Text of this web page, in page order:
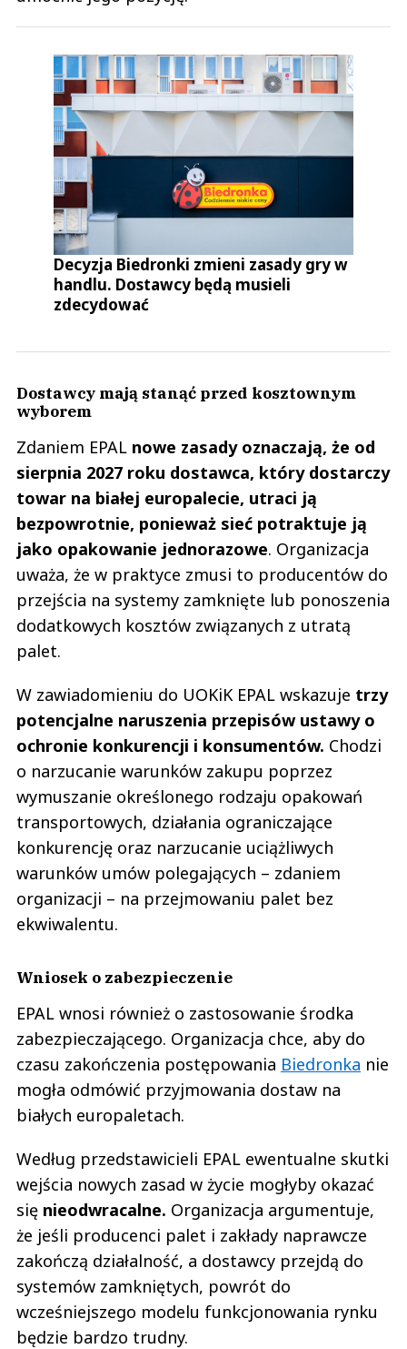
Decyzja Biedronki zmieni zasady gry w
handlu. Dostawcy będą musieli
zdecydować
Dostawcy mają stanąć przed kosztownym
wyborem
Zdaniem EPAL nowe zasady oznaczają, że od
sierpnia 2027 roku dostawca, który dostarczy
towar na białej europalecie, utraci ją
bezpowrotnie, ponieważ sieć potraktuje ją
jako opakowanie jednorazowe. Organizacja
uważa, że w praktyce zmusi to producentów do
przejścia na systemy zamknięte lub ponoszenia
dodatkowych kosztów związanych z utratą
palet.
W zawiadomieniu do UOKiK EPAL wskazuje trzy
potencjalne naruszenia przepisów ustawy o
ochronie konkurencji i konsumentów. Chodzi
o narzucanie warunków zakupu poprzez
wymuszanie określonego rodzaju opakowań
transportowych, działania ograniczające
konkurencję oraz narzucanie uciążliwych
warunków umów polegających – zdaniem
organizacji – na przejmowaniu palet bez
ekwiwalentu.
Wniosek o zabezpieczenie
EPAL wnosi również o zastosowanie środka
zabezpieczającego. Organizacja chce, aby do
czasu zakończenia postępowania Biedronka nie
mogła odmówić przyjmowania dostaw na
białych europaletach.
Według przedstawicieli EPAL ewentualne skutki
wejścia nowych zasad w życie mogłyby okazać
się nieodwracalne. Organizacja argumentuje,
że jeśli producenci palet i zakłady naprawcze
zakończą działalność, a dostawcy przejdą do
systemów zamkniętych, powrót do
wcześniejszego modelu funkcjonowania rynku
będzie bardzo trudny.